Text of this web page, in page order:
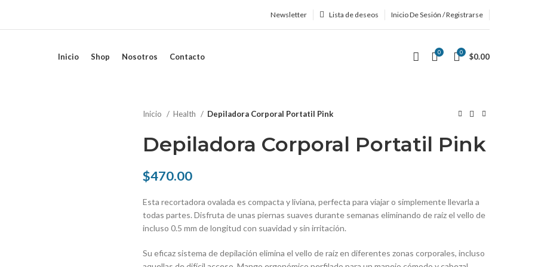
Newsletter Lista de deseos Inicio De Sesión / Registrarse
Inicio Shop Nosotros Contacto 0 0 $0.00
Inicio
Health Depiladora Corporal Portatil Pink
Depiladora Corporal Portatil Pink
$470.00
Esta recortadora ovalada es compacta y liviana, perfecta para viajar o simplemente llevarla a
todas partes. Disfruta de unas piernas suaves durante semanas eliminando de raíz el vello de
incluso 0.5 mm de longitud con suavidad y sin irritación.
Su eficaz sistema de depilación elimina el vello de raíz en diferentes zonas corporales, incluso